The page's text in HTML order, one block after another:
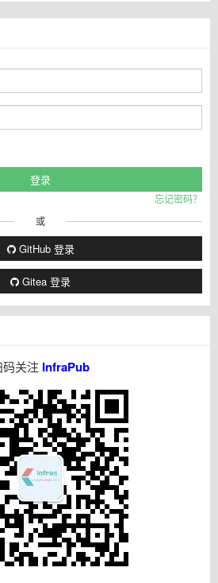
忘记密码？
或
GitHub 登录
Gitea 登录
码关注 InfraPub